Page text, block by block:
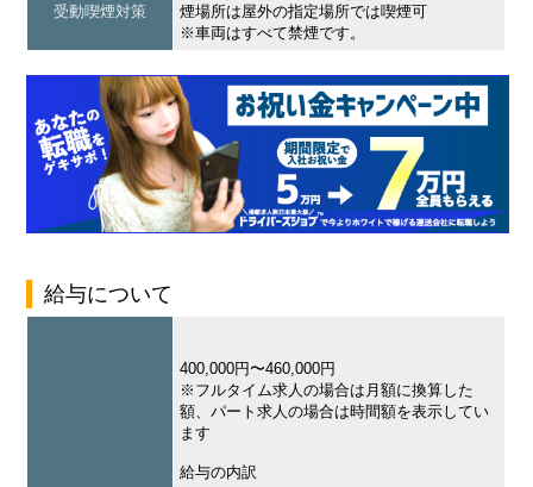
受動喫煙対策
煙場所は屋外の指定場所では喫煙可
※車両はすべて禁煙です。
給与について
400,000円〜460,000円
※フルタイム求人の場合は月額に換算した
額、パート求人の場合は時間額を表示してい
ます
給与の内訳